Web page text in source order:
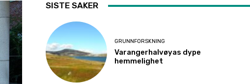
SISTE SAKER
GRUNNFORSKNING
Varangerhalvøyas dype
hemmelighet